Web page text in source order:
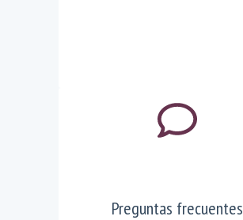
Preguntas frecuentes